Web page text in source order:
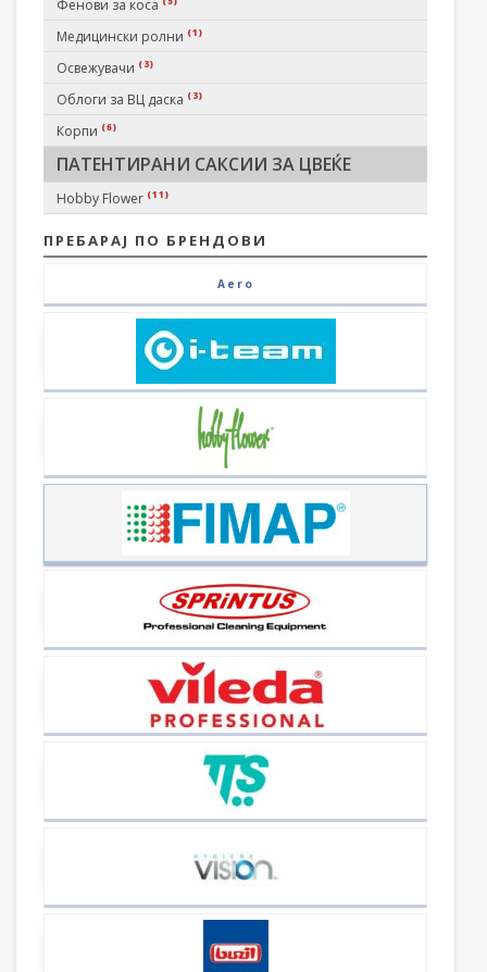
Фенови за коса
Медицински ролни (1)
Освежувачи (3)
Облоги за ВЦ даска (3)
Корпи (6)
ПАТЕНТИРАНИ САКСИИ ЗА ЦВЕЌЕ
Hobby Flower (11)
ПРЕБАРАЈ ПО БРЕНДОВИ
Aero